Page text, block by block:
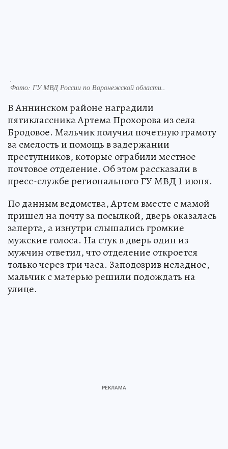
.
Фото: ГУ МВД России по Воронежской области..
В Аннинском районе наградили
пятиклассника Артема Прохорова из села
Бродовое. Мальчик получил почетную грамоту
за смелость и помощь в задержании
преступников, которые ограбили местное
почтовое отделение. Об этом рассказали в
пресс-службе регионального ГУ МВД 1 июня.
По данным ведомства, Артем вместе с мамой
пришел на почту за посылкой, дверь оказалась
заперта, а изнутри слышались громкие
мужские голоса. На стук в дверь один из
мужчин ответил, что отделение откроется
только через три часа. Заподозрив неладное,
мальчик с матерью решили подождать на
улице.